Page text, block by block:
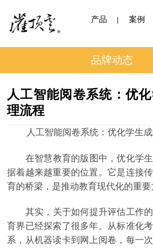
产品 案例
品牌动态
人工智能阅卷系统：优
理流程
人工智能阅卷系统：优化学生
在智慧教育的版图中，优化学生
据着越来越重要的位置。它是连接
育的桥梁，是推动教育现代化的重要
其实，关于如何提升评估工作的
育界已经探索了很多年。从标准化
系，从机器读卡到网上阅卷，每一